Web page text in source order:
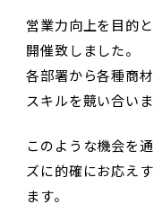
営業力向上を目的
開催致しました。
各部署から各種商
スキルを競い合いま
このような機会を
ズに的確にお応え
ます。